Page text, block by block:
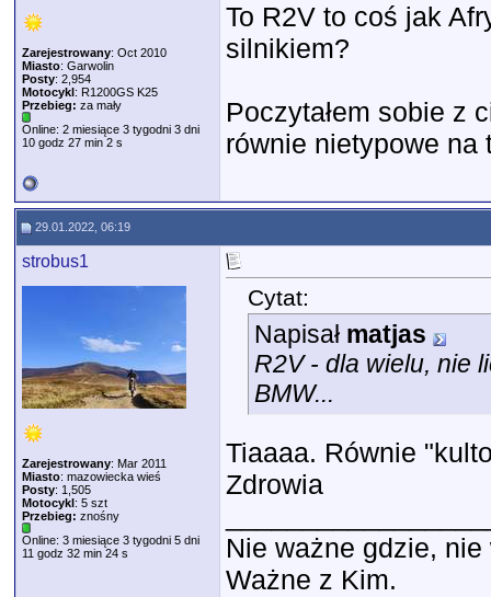
Zarejestrowany: Oct 2010
Miasto: Garwolin
Posty: 2,954
Motocykl: R1200GS K25
Przebieg: za mały
Online: 2 miesiące 3 tygodni 3 dni
10 godz 27 min 2 s
To R2V to coś jak
silnikiem?
Poczytałem sobie z
równie nietypowe na
29.01.2022, 06:19
strobus1
Zarejestrowany: Mar 2011
Miasto: mazowiecka wieś
Posty: 1,505
Motocykl: 5 szt
Przebieg: znośny
Online: 3 miesiące 3 tygodni 5 dni
11 godz 32 min 24 s
Cytat:
Napisał matjas
R2V - dla wielu, nie
BMW...
Tiaaaa. Równie
Zdrowia
Nie ważne gdzie,
Ważne z Kim.